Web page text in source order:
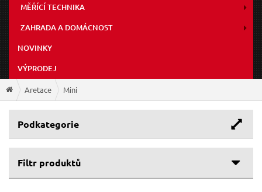
MĚŘÍCÍ TECHNIKA
ZAHRADA A DOMÁCNOST
NOVINKY
VÝPRODEJ
Aretace Mini
Podkategorie
Filtr produktů